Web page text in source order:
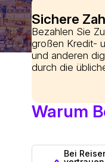
Sichere
Bezahlen Sie
großen Kredit-
und anderen
durch die
Warum
Bei